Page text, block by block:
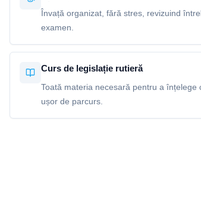
Învață organizat, fără stres, revizuind
examen.
Curs de legislație rutieră
Toată materia necesară pentru a
ușor de parcurs.